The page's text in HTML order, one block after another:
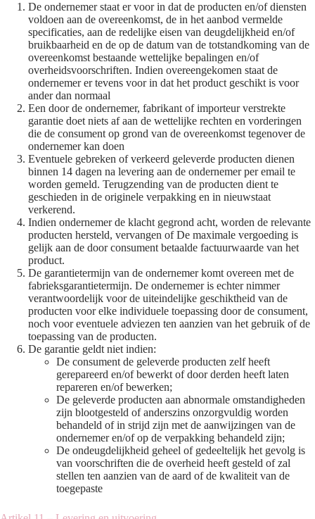
De ondernemer staat er voor in dat de producten en/of diensten
voldoen aan de overeenkomst, de in het aanbod vermelde
specificaties, aan de redelijke eisen van deugdelijkheid en/of
bruikbaarheid en de op de datum van de totstandkoming van de
overeenkomst bestaande wettelijke bepalingen en/of
overheidsvoorschriften. Indien overeengekomen staat de
ondernemer er tevens voor in dat het product geschikt is voor
ander dan normaal
Een door de ondernemer, fabrikant of importeur verstrekte
garantie doet niets af aan de wettelijke rechten en vorderingen
die de consument op grond van de overeenkomst tegenover de
ondernemer kan doen
Eventuele gebreken of verkeerd geleverde producten dienen
binnen 14 dagen na levering aan de ondernemer per email te
worden gemeld. Terugzending van de producten dient te
geschieden in de originele verpakking en in nieuwstaat
verkerend.
Indien ondernemer de klacht gegrond acht, worden de relevante
producten hersteld, vervangen of De maximale vergoeding is
gelijk aan de door consument betaalde factuurwaarde van het
product.
De garantietermijn van de ondernemer komt overeen met de
fabrieksgarantietermijn. De ondernemer is echter nimmer
verantwoordelijk voor de uiteindelijke geschiktheid van de
producten voor elke individuele toepassing door de consument,
noch voor eventuele adviezen ten aanzien van het gebruik of de
toepassing van de producten.
De garantie geldt niet indien:
De consument de geleverde producten zelf heeft
gerepareerd en/of bewerkt of door derden heeft laten
repareren en/of bewerken;
De geleverde producten aan abnormale omstandigheden
zijn blootgesteld of anderszins onzorgvuldig worden
behandeld of in strijd zijn met de aanwijzingen van de
ondernemer en/of op de verpakking behandeld zijn;
De ondeugdelijkheid geheel of gedeeltelijk het gevolg is
van voorschriften die de overheid heeft gesteld of zal
stellen ten aanzien van de aard of de kwaliteit van de
toegepaste